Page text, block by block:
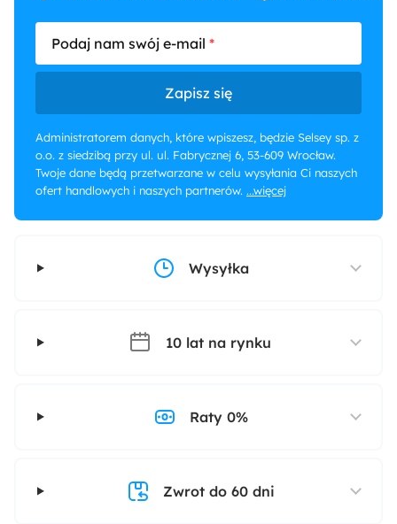
Podaj nam swój e-mail
Zapisz się
Administratorem danych, które wpiszesz, będzie Selsey sp. z
o.o. z siedzibą przy ul. ul. Fabrycznej 6, 53-609 Wrocław.
Twoje dane będą przetwarzane w celu wysyłania Ci naszych
ofert handlowych i naszych partnerów. ...więcej
Wysyłka
10 lat na rynku
Raty 0%
Zwrot do 60 dni